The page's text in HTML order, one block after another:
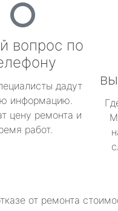
вопрос по
дадут
информацию.
цену ремонта и
работ.
от ремонта